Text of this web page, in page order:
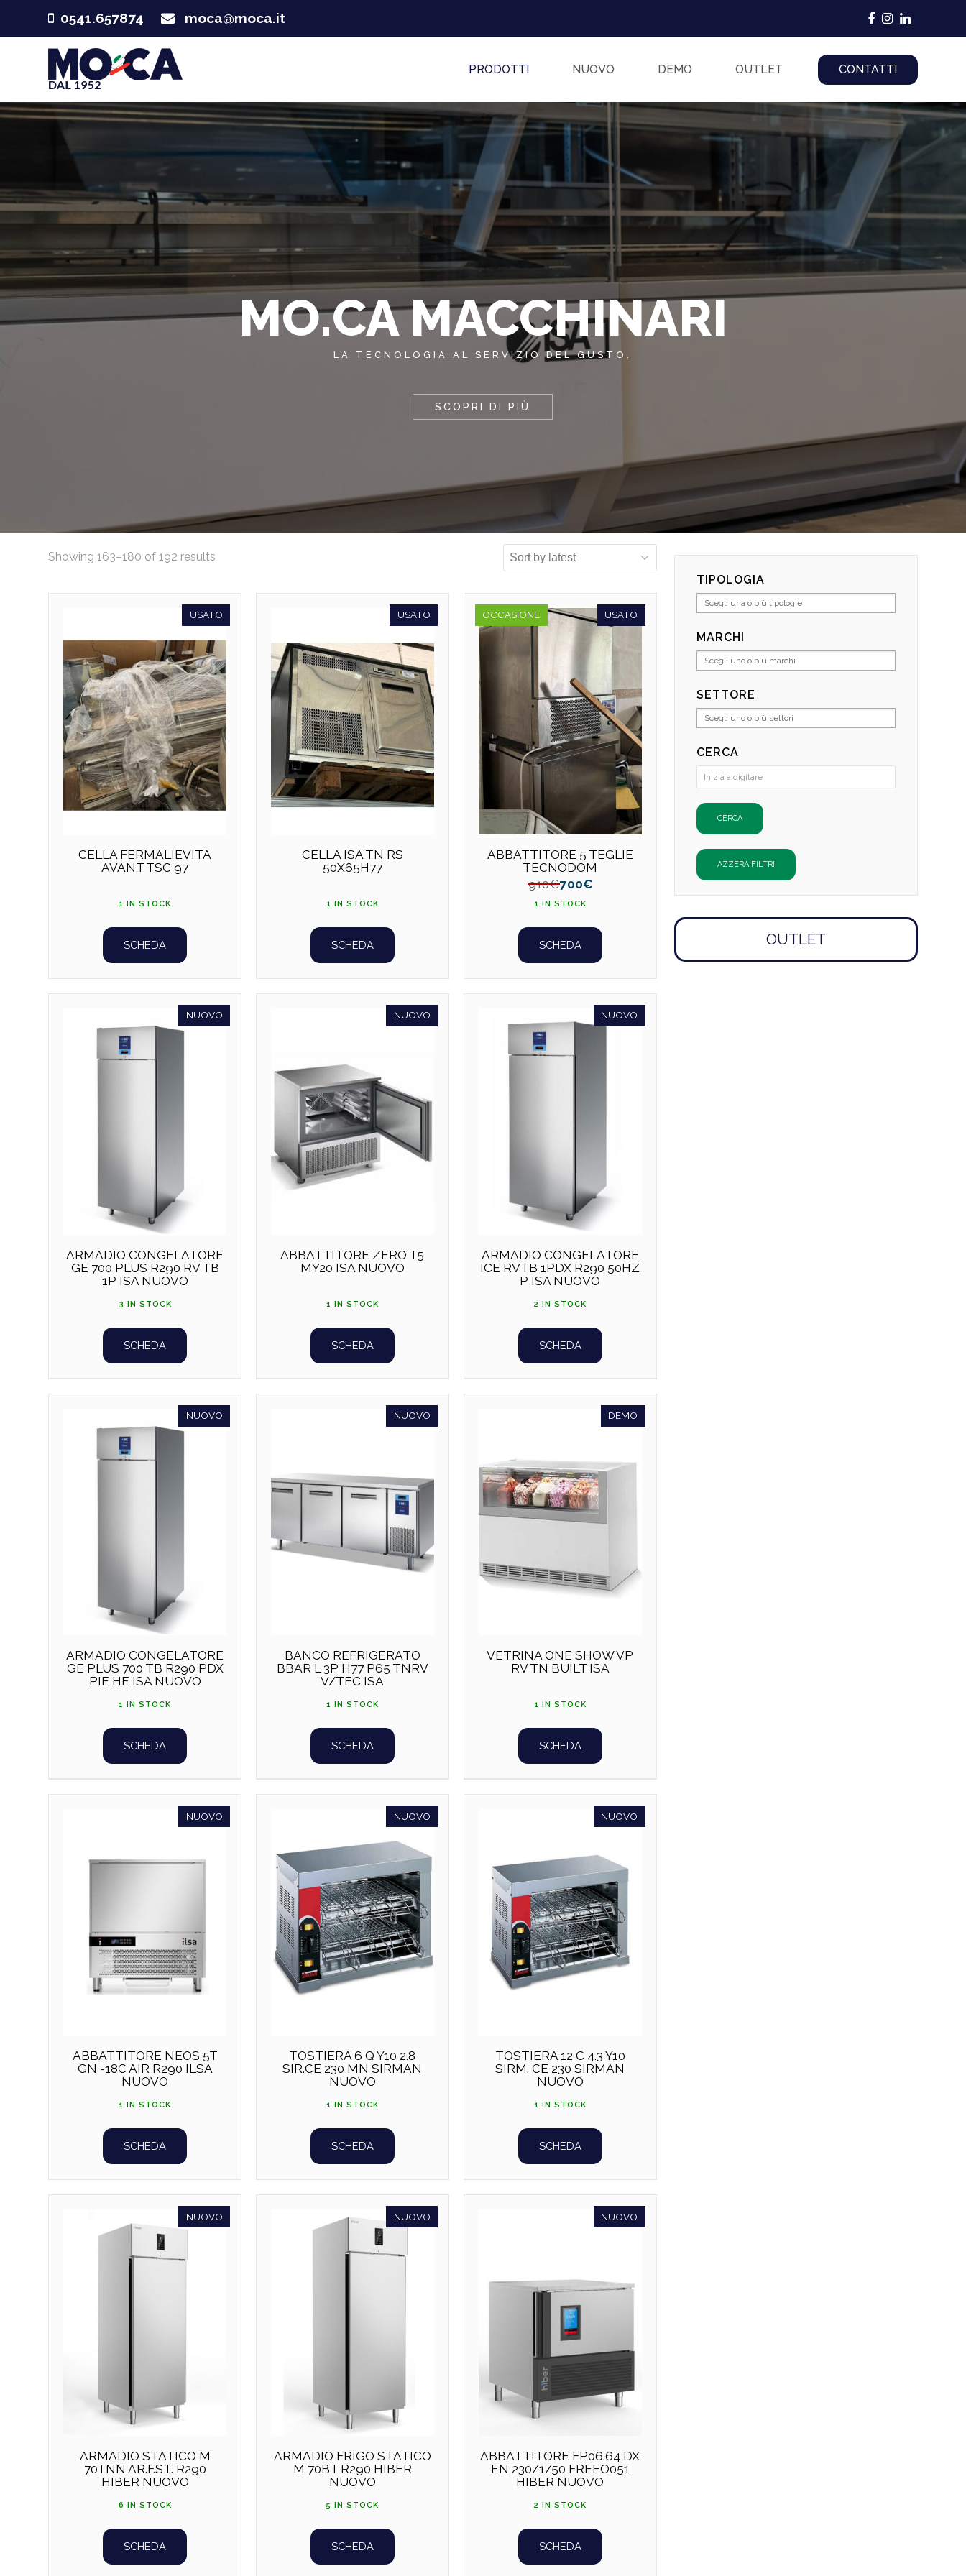
0541.657874 moca@moca.it Facebook
Instagram
LinkedIn
PRODOTTI NUOVO DEMO OUTLET CONTATTI
MO.CA MACCHINARI
LA TECNOLOGIA AL SERVIZIO DEL GUSTO.
SCOPRI DI PIÙ
Showing 163–180 of 192 results
CELLA FERMALIEVITA
AVANT TSC 97
1 IN STOCK
SCHEDA
USATO
CELLA ISA TN RS
50X65H77
1 IN STOCK
SCHEDA
USATO OCCASIONE
ABBATTITORE 5 TEGLIE
TECNODOM
910€700€
1 IN STOCK
SCHEDA
USATO
ARMADIO CONGELATORE
GE 700 PLUS R290 RV TB
1P ISA NUOVO
3 IN STOCK
SCHEDA
NUOVO
ABBATTITORE ZERO T5
MY20 ISA NUOVO
1 IN STOCK
SCHEDA
NUOVO
ARMADIO CONGELATORE
ICE RVTB 1PDX R290 50HZ
P ISA NUOVO
2 IN STOCK
SCHEDA
NUOVO
ARMADIO CONGELATORE
GE PLUS 700 TB R290 PDX
PIE HE ISA NUOVO
1 IN STOCK
SCHEDA
NUOVO
BANCO REFRIGERATO
BBAR L 3P H77 P65 TNRV
V/TEC ISA
1 IN STOCK
SCHEDA
NUOVO
VETRINA ONE SHOW VP
RV TN BUILT ISA
1 IN STOCK
SCHEDA
DEMO
ABBATTITORE NEOS 5T
GN -18C AIR R290 ILSA
NUOVO
1 IN STOCK
SCHEDA
NUOVO
TOSTIERA 6 Q Y10 2.8
SIR.CE 230 MN SIRMAN
NUOVO
1 IN STOCK
SCHEDA
NUOVO
TOSTIERA 12 C 4.3 Y10
SIRM. CE 230 SIRMAN
NUOVO
1 IN STOCK
SCHEDA
NUOVO
ARMADIO STATICO M
70TNN AR.F.ST. R290
HIBER NUOVO
6 IN STOCK
SCHEDA
NUOVO
ARMADIO FRIGO STATICO
M 70BT R290 HIBER
NUOVO
5 IN STOCK
SCHEDA
NUOVO
ABBATTITORE FP06.64 DX
EN 230/1/50 FREEO051
HIBER NUOVO
2 IN STOCK
SCHEDA
NUOVO
TIPOLOGIA
MARCHI
SETTORE
CERCA
OUTLET